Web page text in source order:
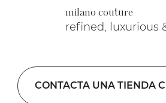
milano couture
refined, luxurious
CONTACTA UNA TIENDA